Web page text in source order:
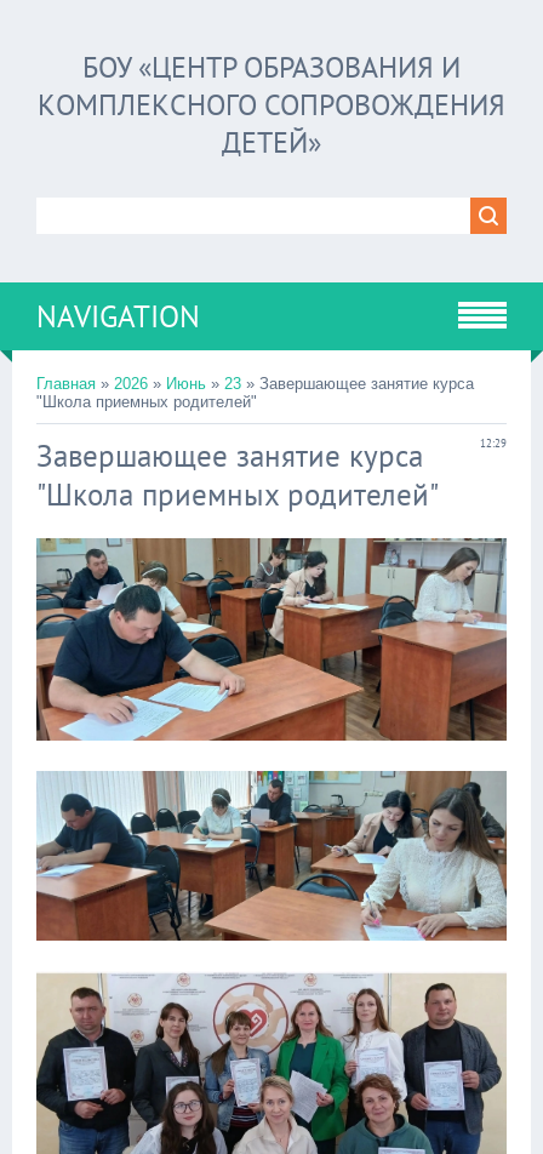
БОУ «ЦЕНТР ОБРАЗОВАНИЯ И
КОМПЛЕКСНОГО СОПРОВОЖДЕНИЯ
ДЕТЕЙ»
NAVIGATION
Главная » 2026 » Июнь » 23 » Завершающее занятие курса
"Школа приемных родителей"
12:29
Завершающее занятие курса
"Школа приемных родителей"